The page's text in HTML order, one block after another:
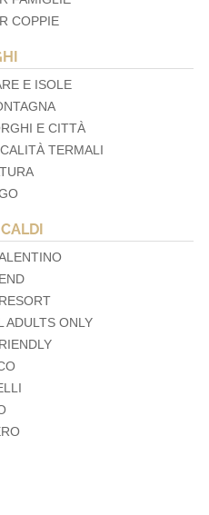
COPPIE
E ISOLE
E CITTÀ
TERMALI
ADULTS ONLY